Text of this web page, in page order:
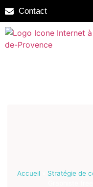
Contact
Accueil» Stratégie de